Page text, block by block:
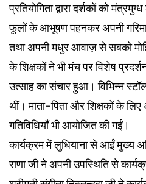
प्रतियोगिता द्वारा दर्शकों को
फूलों के आभूषण पहनकर अपनी गरिमा
तथा अपनी मधुर आवाज़ से सबको
के शिक्षकों ने भी मंच पर विशेष
उत्साह का संचार हुआ। विभिन्न
थीं। माता-पिता और शिक्षकों के
गतिविधियाँ भी आयोजित की गईं।
कार्यक्रम में लुधियाना से आईं मुख्य
राणा जी ने अपनी उपस्थिति से